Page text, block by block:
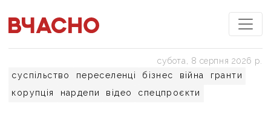
суспільство переселенці бізнес війна
гранти
корупція
нардепи відео спецпроєкти
субота, 8 серпня 2026 р.